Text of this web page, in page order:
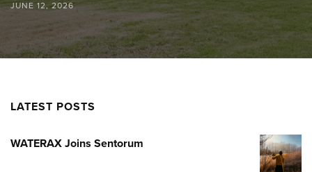
JUNE 12, 2026
LATEST POSTS
JOINS
WATERAX Joins Sentorum